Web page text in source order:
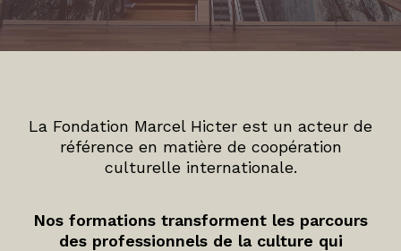
La Fondation Marcel Hicter est un acteur de
référence en matière de coopération
culturelle internationale.
Nos formations transforment les parcours
des professionnels de la culture qui